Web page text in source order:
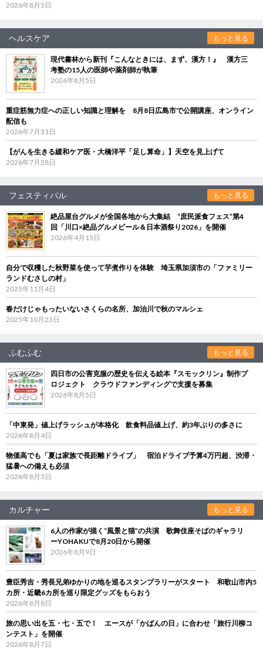
2026年8月5日
ヘルスケア もっと見る
現代書林から新刊『こんなときには、まず、漢方！』 漢方三
考塾の15人の医師や薬剤師が執筆
2026年8月5日
重症筋無力症への正しい知識と理解を 8月8日広島市で公開講座、オンライン
配信も
2026年7月31日
【がんを生きる緩和ケア医・大橋洋平「足し算命」】天空を見上げて
2026年7月28日
フェスティバル もっと見る
絶品屋台グルメが全国各地から大集結 “庶民派食フェス”第4
回「川口×絶品グルメビール＆日本酒祭り2026」を開催
2026年4月15日
自分で収穫した秋野菜を使って芋煮作りを体験 埼玉県加須市の「ファミリー
ランドむさしの村」
2025年11月4日
春だけじゃもったいないさくらの名所、加治川で秋のマルシェ
2025年10月23日
ふむふむ もっと見る
四日市の公害克服の歴史を伝える絵本『スモックリン』制作プ
ロジェクト クラウドファンディングで支援を募集
2026年8月5日
「中東発」値上げラッシュが本格化 飲食料品値上げ、約3年ぶりの多さに
2026年8月4日
物価高でも「夏は家族で長距離ドライブ」 宿泊ドライブ予算4万円超、渋滞・
猛暑への備えも必須
2026年8月3日
カルチャー もっと見る
6人の作家が描く“風景と猫”の共演 歌舞伎座そばのギャラリ
ーYOHAKUで8月20日から開催
2026年8月9日
豊臣秀吉・秀長兄弟ゆかりの地を巡るスタンプラリーがスタート 和歌山市内5
カ所・近畿6カ所を巡り限定グッズをもらおう
2026年8月8日
旅の思い出を五・七・五で！ エースが「かばんの日」に合わせ「旅行川柳コ
ンテスト」を開催
2026年8月7日